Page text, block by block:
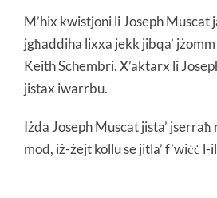
M’hix kwistjoni li Joseph Muscat
jgħaddiha lixxa jekk jibqa’
Keith Schembri. X’aktarx li
jistax iwarrbu.
Iżda Joseph Muscat jista’
mod, iż-żejt kollu se jitla’ f’wiċċ l-